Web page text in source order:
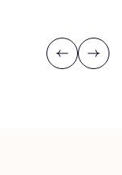
Previous
Next